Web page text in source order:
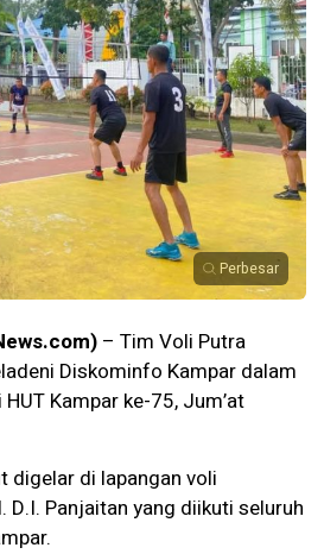
Perbesar
– Tim Voli Putra
Diskominfo Kampar dalam
Kampar ke-75, Jum’at
digelar di lapangan voli
D.I. Panjaitan yang diikuti seluruh